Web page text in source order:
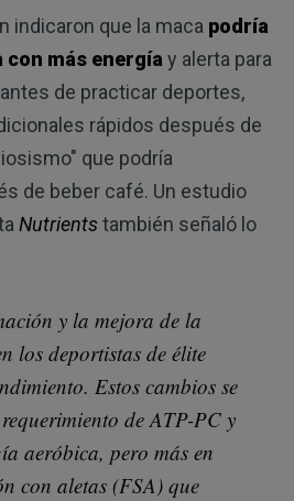
indicaron que la maca podría
con más energíay alerta para
de practicar deportes,
rápidos después de
que podría
de beber café. Un estudio
Nutrientstambién señaló lo
y la mejora de la
los deportistas de élite
Estos cambios se
de ATP-PC y
aeróbica, pero más en
con aletas (FSA) que